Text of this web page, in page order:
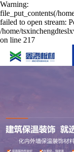
Warning:
file_put_contents(/
failed to open stream:
/home/
on line 217